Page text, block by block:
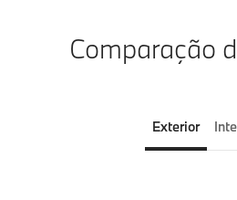
Comparação
Exterior